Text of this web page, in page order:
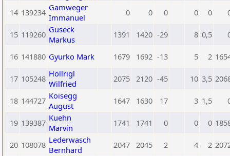
14 139234 Gamweger
Immanuel
0 0 0 0 0
15 119260 Guseck
Markus
1391 1420 -29 8 0,5
16 141880 Gyurko Mark 1679 1692 -13 5 2
17 105248 Höllrigl
Wilfried
2075 2120 -45 10 3,5
18 144727 Koisegg
August
1647 1630 17 3 1,5
19 139387 Kuehn
Marvin
1741 1741 0 0 0
20 108078 Lederwasch
Bernhard
2047 2045 2 4 2